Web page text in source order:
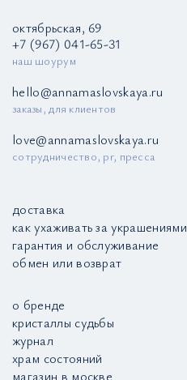
октябрьская, 69
+7 (967) 041-65-31
наш шоурум
hello@annamaslovskaya.ru
заказы, для клиентов
love@annamaslovskaya.ru
сотрудничество, pr, пресса
доставка
как ухаживать за украшениями
гарантия и обслуживание
обмен или возврат
о бренде
кристаллы судьбы
журнал
храм состояний
магазин в москве